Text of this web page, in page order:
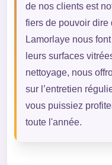
de nos clients est
fiers de pouvoir dire
Lamorlaye nous
leurs surfaces
nettoyage, nous
sur l’entretien
vous puissiez
toute l'année.